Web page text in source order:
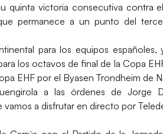
quinta victoria consecutiva contra
permanece a un punto del
para los equipos
los octavos de final de la Copa
EHF por el Byasen Trondheim de
a las órdenes de Jorge
a disfrutar en directo por